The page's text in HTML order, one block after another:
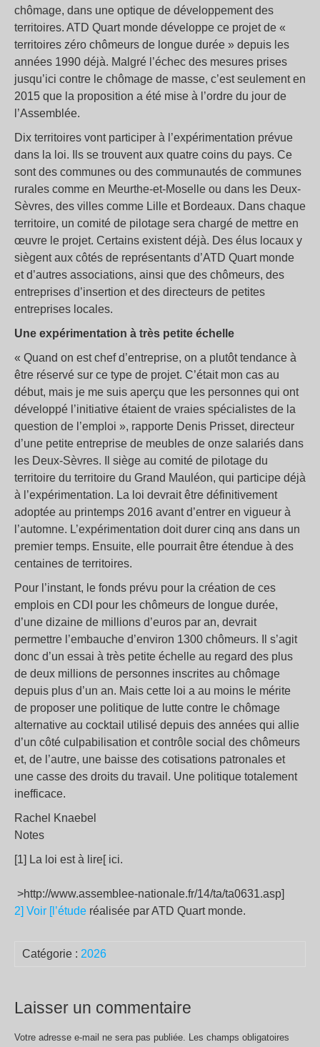
chômage, dans une optique de développement des
territoires. ATD Quart monde développe ce projet de «
territoires zéro chômeurs de longue durée » depuis les
années 1990 déjà. Malgré l’échec des mesures prises
jusqu’ici contre le chômage de masse, c’est seulement en
2015 que la proposition a été mise à l’ordre du jour de
l’Assemblée.
Dix territoires vont participer à l’expérimentation prévue
dans la loi. Ils se trouvent aux quatre coins du pays. Ce
sont des communes ou des communautés de communes
rurales comme en Meurthe-et-Moselle ou dans les Deux-
Sèvres, des villes comme Lille et Bordeaux. Dans chaque
territoire, un comité de pilotage sera chargé de mettre en
œuvre le projet. Certains existent déjà. Des élus locaux y
siègent aux côtés de représentants d’ATD Quart monde
et d’autres associations, ainsi que des chômeurs, des
entreprises d’insertion et des directeurs de petites
entreprises locales.
Une expérimentation à très petite échelle
« Quand on est chef d’entreprise, on a plutôt tendance à
être réservé sur ce type de projet. C’était mon cas au
début, mais je me suis aperçu que les personnes qui ont
développé l’initiative étaient de vraies spécialistes de la
question de l’emploi », rapporte Denis Prisset, directeur
d’une petite entreprise de meubles de onze salariés dans
les Deux-Sèvres. Il siège au comité de pilotage du
territoire du territoire du Grand Mauléon, qui participe déjà
à l’expérimentation. La loi devrait être définitivement
adoptée au printemps 2016 avant d’entrer en vigueur à
l’automne. L’expérimentation doit durer cinq ans dans un
premier temps. Ensuite, elle pourrait être étendue à des
centaines de territoires.
Pour l’instant, le fonds prévu pour la création de ces
emplois en CDI pour les chômeurs de longue durée,
d’une dizaine de millions d’euros par an, devrait
permettre l’embauche d’environ 1300 chômeurs. Il s’agit
donc d’un essai à très petite échelle au regard des plus
de deux millions de personnes inscrites au chômage
depuis plus d’un an. Mais cette loi a au moins le mérite
de proposer une politique de lutte contre le chômage
alternative au cocktail utilisé depuis des années qui allie
d’un côté culpabilisation et contrôle social des chômeurs
et, de l’autre, une baisse des cotisations patronales et
une casse des droits du travail. Une politique totalement
inefficace.
Rachel Knaebel
Notes
[1] La loi est à lire[ ici.
>http://www.assemblee-nationale.fr/14/ta/ta0631.asp]
2] Voir [l’étude réalisée par ATD Quart monde.
Catégorie : 2026
Laisser un commentaire
Votre adresse e-mail ne sera pas publiée. Les champs obligatoires